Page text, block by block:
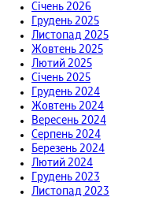
Січень 2026
Грудень 2025
Листопад 2025
Жовтень 2025
Лютий 2025
Січень 2025
Грудень 2024
Жовтень 2024
Вересень 2024
Серпень 2024
Березень 2024
Лютий 2024
Грудень 2023
Листопад 2023